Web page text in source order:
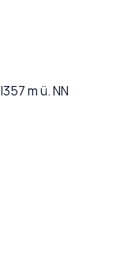
|357m ü. NN